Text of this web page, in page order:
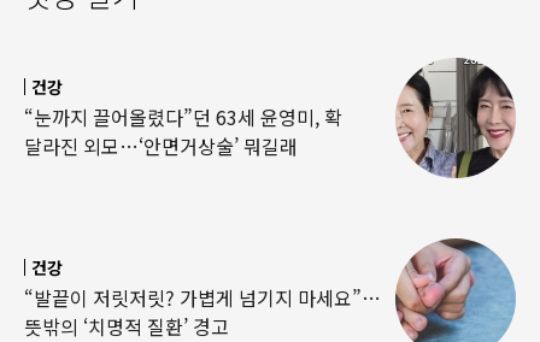
건강
“눈까지 끌어올렸다”던 63세 윤영미, 확
달라진 외모…‘안면거상술’ 뭐길래
건강
“발끝이 저릿저릿? 가볍게 넘기지 마세요”…
뜻밖의 ‘치명적 질환’ 경고